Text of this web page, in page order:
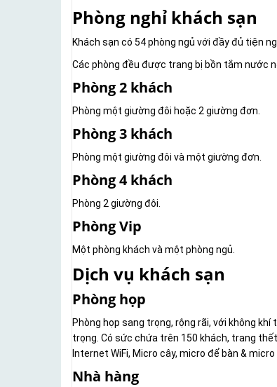
Phòng nghỉ khách sạn
Khách sạn có 54 phòng ngủ với đầy đủ tiện
Các phòng đều được trang bị bồn tắm nước
Phòng 2 khách
Phòng một giường đôi hoặc 2 giường đơn.
Phòng 3 khách
Phòng một giường đôi và một giường đơn.
Phòng 4 khách
Phòng 2 giường đôi.
Phòng Vip
Một phòng khách và một phòng ngủ.
Dịch vụ khách sạn
Phòng họp
Phòng họp sang trọng, rộng rãi, với không
trọng. Có sức chứa trên 150 khách, trang
Internet WiFi, Micro cây, micro để bàn & micro
Nhà hàng